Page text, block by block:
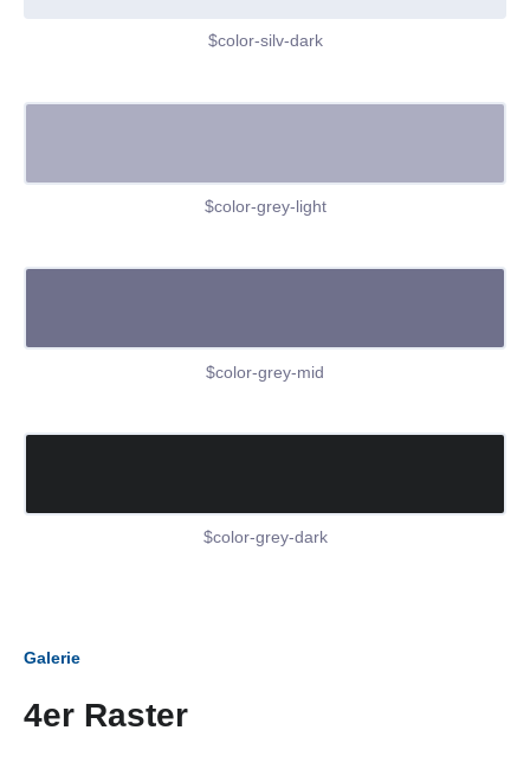
$color-silv-dark
$color-grey-light
$color-grey-mid
$color-grey-dark
Galerie
4er Raster